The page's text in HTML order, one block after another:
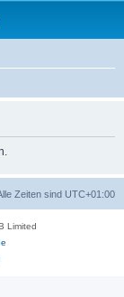
Zeiten sind UTC+01:00
Limited